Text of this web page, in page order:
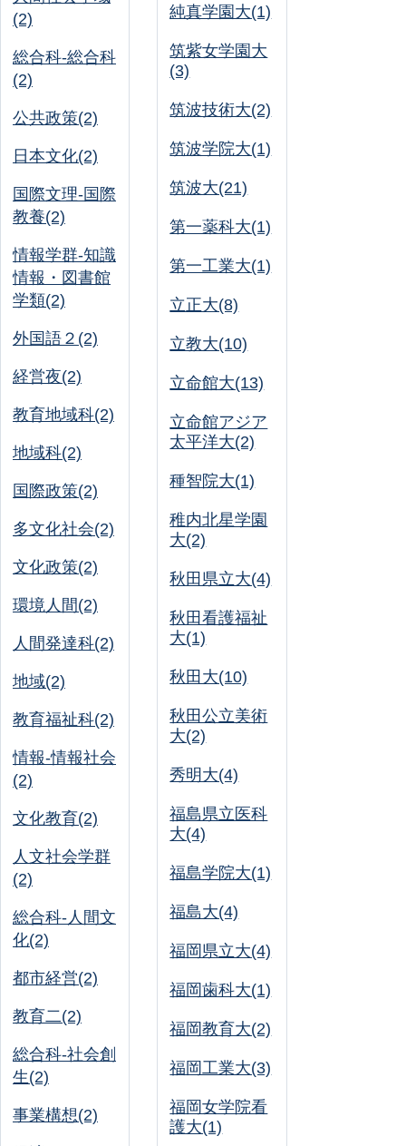
(2)
総合科-総合科
(2)
公共政策(2)
日本文化(2)
国際文理-国際
教養(2)
情報学群-知識
情報・図書館
学類(2)
外国語２(2)
経営夜(2)
教育地域科(2)
地域科(2)
国際政策(2)
多文化社会(2)
文化政策(2)
環境人間(2)
人間発達科(2)
地域(2)
教育福祉科(2)
情報-情報社会
(2)
文化教育(2)
人文社会学群
(2)
総合科-人間文
化(2)
都市経営(2)
教育二(2)
総合科-社会創
生(2)
事業構想(2)
純真学園大(1)
筑紫女学園大
(3)
筑波技術大(2)
筑波学院大(1)
筑波大(21)
第一薬科大(1)
第一工業大(1)
立正大(8)
立教大(10)
立命館大(13)
立命館アジア
太平洋大(2)
種智院大(1)
稚内北星学園
大(2)
秋田県立大(4)
秋田看護福祉
大(1)
秋田大(10)
秋田公立美術
大(2)
秀明大(4)
福島県立医科
大(4)
福島学院大(1)
福島大(4)
福岡県立大(4)
福岡歯科大(1)
福岡教育大(2)
福岡工業大(3)
福岡女学院看
護大(1)